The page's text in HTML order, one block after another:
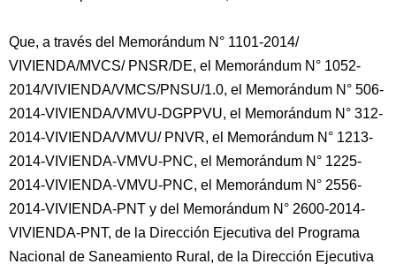
Que, a través del Memorándum N° 1101-2014/
VIVIENDA/MVCS/ PNSR/DE, el Memorándum N° 1052-
2014/VIVIENDA/VMCS/PNSU/1.0, el Memorándum N° 506-
2014-VIVIENDA/VMVU-DGPPVU, el Memorándum N° 312-
2014-VIVIENDA/VMVU/ PNVR, el Memorándum N° 1213-
2014-VIVIENDA-VMVU-PNC, el Memorándum N° 1225-
2014-VIVIENDA-VMVU-PNC, el Memorándum N° 2556-
2014-VIVIENDA-PNT y del Memorándum N° 2600-2014-
VIVIENDA-PNT, de la Dirección Ejecutiva del Programa
Nacional de Saneamiento Rural, de la Dirección Ejecutiva